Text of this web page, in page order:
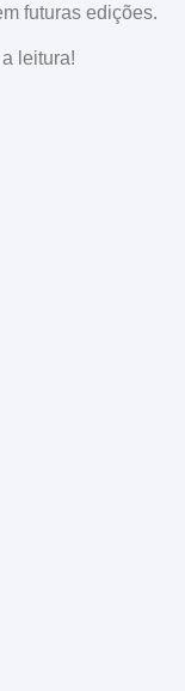
futuras edições.
leitura!